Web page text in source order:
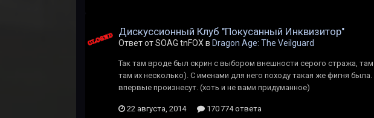
Дискуссионный Клуб "Покусанный Инквизитор"
Ответ от SOAG tnFOX в Dragon Age: The Veilguard
Так там вроде был скрин с выбором внешности серого стража,
там их несколько). С именами для него походу такая же фигня
впервые произнесут. (хоть и не вами придуманное)
22 августа, 2014 170 774 ответа